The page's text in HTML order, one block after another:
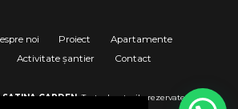
noi Proiect
Apartamente
Activitate șantier Contact
SATINA GARDEN.Toate drepturile rezervate.